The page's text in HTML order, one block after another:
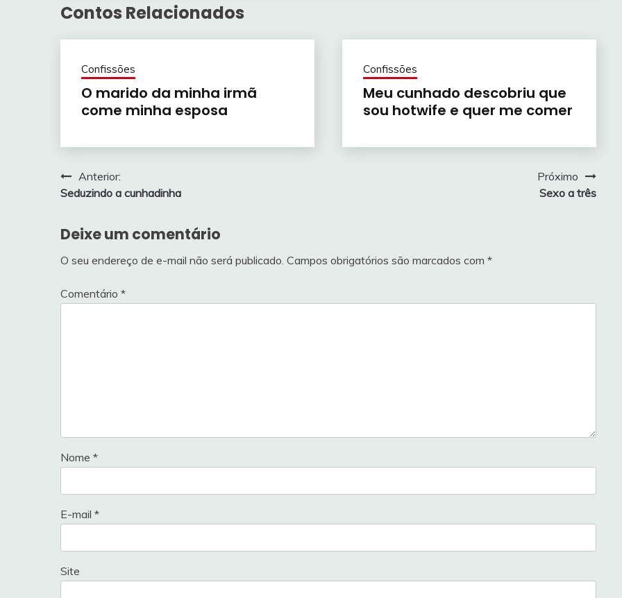
Contos Relacionados
Confissões
O marido da minha irmã
come minha esposa
Confissões
Meu cunhado descobriu que
sou hotwife e quer me comer
Navegação
de
Post
Anterior:
Seduzindo a cunhadinha
Próximo
Sexo a três
Deixe um comentário
O seu endereço de e-mail não será publicado. Campos obrigatórios são marcados com *
Comentário *
Nome *
E-mail *
Site